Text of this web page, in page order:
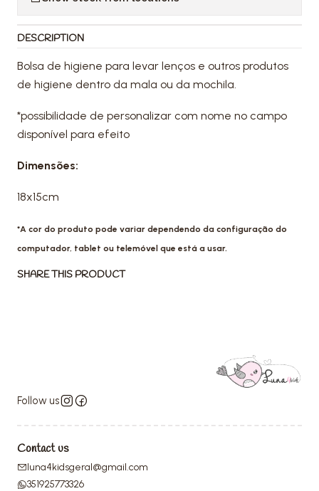
DESCRIPTION
Bolsa de higiene para levar lenços e outros produtos
de higiene dentro da mala ou da mochila.
*possibilidade de personalizar com nome no campo
disponível para efeito
Dimensões:
18x15cm
*A cor do produto pode variar dependendo da configuração do
computador, tablet ou telemóvel que está a usar.
SHARE THIS PRODUCT
Follow us
Contact us
luna4kidsgeral@gmail.com
351925773326